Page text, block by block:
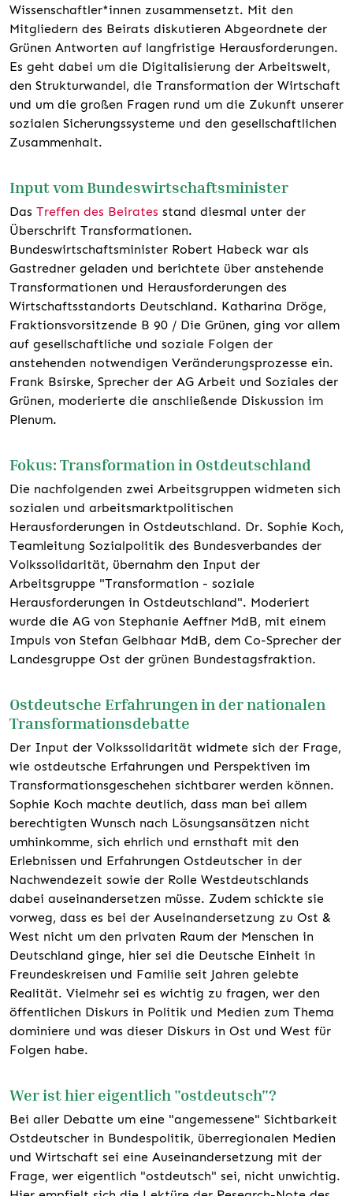
Wissenschaftler*innen zusammensetzt. Mit den
Mitgliedern des Beirats diskutieren Abgeordnete der
Grünen Antworten auf langfristige Herausforderungen.
Es geht dabei um die Digitalisierung der Arbeitswelt,
den Strukturwandel, die Transformation der Wirtschaft
und um die großen Fragen rund um die Zukunft unserer
sozialen Sicherungssysteme und den gesellschaftlichen
Zusammenhalt.
Input vom Bundeswirtschaftsminister
Das Treffen des Beirates stand diesmal unter der
Überschrift Transformationen.
Bundeswirtschaftsminister Robert Habeck war als
Gastredner geladen und berichtete über anstehende
Transformationen und Herausforderungen des
Wirtschaftsstandorts Deutschland. Katharina Dröge,
Fraktionsvorsitzende B 90 / Die Grünen, ging vor allem
auf gesellschaftliche und soziale Folgen der
anstehenden notwendigen Veränderungsprozesse ein.
Frank Bsirske, Sprecher der AG Arbeit und Soziales der
Grünen, moderierte die anschließende Diskussion im
Plenum.
Fokus: Transformation in Ostdeutschland
Die nachfolgenden zwei Arbeitsgruppen widmeten sich
sozialen und arbeitsmarktpolitischen
Herausforderungen in Ostdeutschland. Dr. Sophie Koch,
Teamleitung Sozialpolitik des Bundesverbandes der
Volkssolidarität, übernahm den Input der
Arbeitsgruppe "Transformation - soziale
Herausforderungen in Ostdeutschland". Moderiert
wurde die AG von Stephanie Aeffner MdB, mit einem
Impuls von Stefan Gelbhaar MdB, dem Co-Sprecher der
Landesgruppe Ost der grünen Bundestagsfraktion.
Ostdeutsche Erfahrungen in der nationalen
Transformationsdebatte
Der Input der Volkssolidarität widmete sich der Frage,
wie ostdeutsche Erfahrungen und Perspektiven im
Transformationsgeschehen sichtbarer werden können.
Sophie Koch machte deutlich, dass man bei allem
berechtigten Wunsch nach Lösungsansätzen nicht
umhinkomme, sich ehrlich und ernsthaft mit den
Erlebnissen und Erfahrungen Ostdeutscher in der
Nachwendezeit sowie der Rolle Westdeutschlands
dabei auseinandersetzen müsse. Zudem schickte sie
vorweg, dass es bei der Auseinandersetzung zu Ost &
West nicht um den privaten Raum der Menschen in
Deutschland ginge, hier sei die Deutsche Einheit in
Freundeskreisen und Familie seit Jahren gelebte
Realität. Vielmehr sei es wichtig zu fragen, wer den
öffentlichen Diskurs in Politik und Medien zum Thema
dominiere und was dieser Diskurs in Ost und West für
Folgen habe.
Wer ist hier eigentlich "ostdeutsch"?
Bei aller Debatte um eine "angemessene" Sichtbarkeit
Ostdeutscher in Bundespolitik, überregionalen Medien
und Wirtschaft sei eine Auseinandersetzung mit der
Frage, wer eigentlich "ostdeutsch" sei, nicht unwichtig.